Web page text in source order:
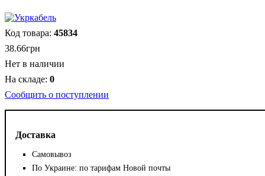
Доставка
Самовывоз
По Украине: по тарифам Новой почты
45834
38.66грн
Нет в наличии
0
Сообщить о поступлении